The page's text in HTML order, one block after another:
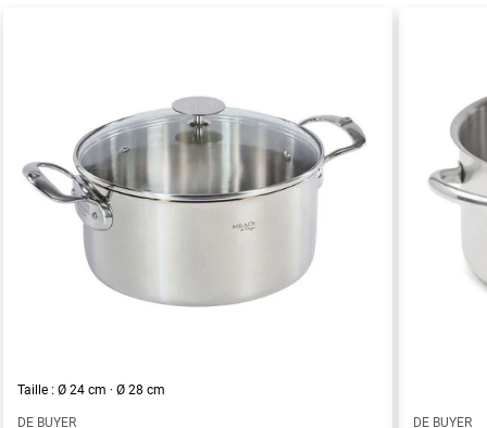
Taille : Ø 24 cm · Ø 28 cm
DE BUYER
DE BUYER